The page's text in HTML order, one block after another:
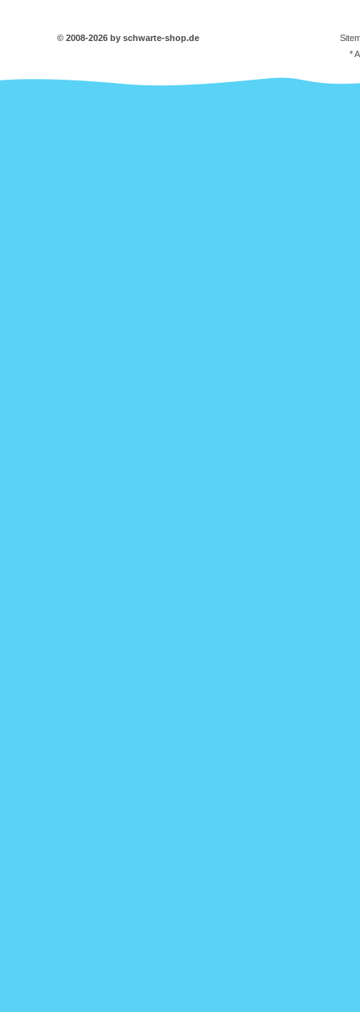
© 2008-2026 by schwarte-shop.de
*